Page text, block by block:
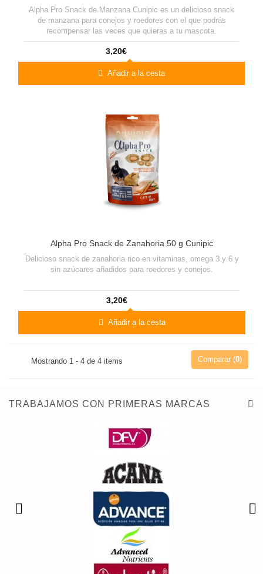
Alpha Pro Snack de Manzana Cunipic es un delicioso snack
de manzana para conejos y roedores con el que podrás
recompensar las veces que quieras a tu mascota.
3,20€
Añadir a la cesta
Alpha Pro Snack de Zanahoria 50 g Cunipic
Delicioso snack de zanahoria rico en vitaminas, omega 3 y 6 y
sin azúcares añadidos para roedores y conejos.
3,20€
Añadir a la cesta
Mostrando 1 - 4 de 4 items Comparar (0)
TRABAJAMOS CON PRIMERAS MARCAS